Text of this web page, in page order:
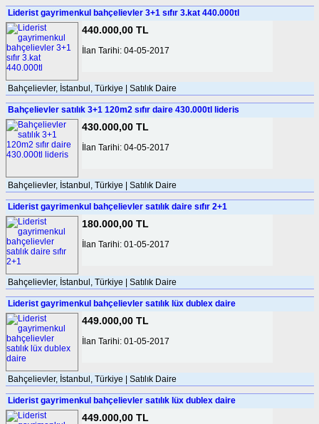
Liderist gayrimenkul bahçelievler 3+1 sıfır 3.kat 440.000tl
440.000,00 TL
İlan Tarihi: 04-05-2017
Bahçelievler, İstanbul, Türkiye | Satılık Daire
Bahçelievler satılık 3+1 120m2 sıfır daire 430.000tl lideris
430.000,00 TL
İlan Tarihi: 04-05-2017
Bahçelievler, İstanbul, Türkiye | Satılık Daire
Liderist gayrimenkul bahçelievler satılık daire sıfır 2+1
180.000,00 TL
İlan Tarihi: 01-05-2017
Bahçelievler, İstanbul, Türkiye | Satılık Daire
Liderist gayrimenkul bahçelievler satılık lüx dublex daire
449.000,00 TL
İlan Tarihi: 01-05-2017
Bahçelievler, İstanbul, Türkiye | Satılık Daire
Liderist gayrimenkul bahçelievler satılık lüx dublex daire
449.000,00 TL